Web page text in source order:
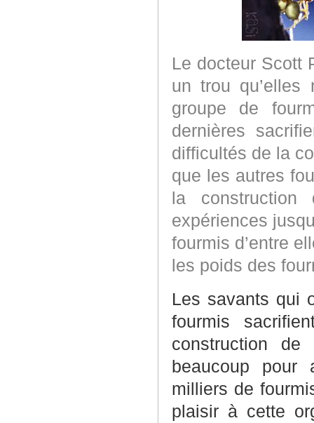
Le docteur Scott
un trou qu’elles
groupe de
dernières
difficultés de la
que les autres
la
expériences
fourmis d’entre
les poids des
Les savants qui
fourmis
construction
beaucoup pour
milliers de
plaisir à cette